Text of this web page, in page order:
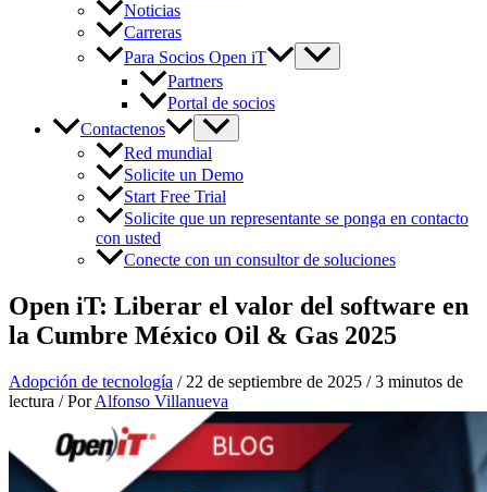
Noticias
Carreras
Para Socios Open iT
Partners
Portal de socios
Contactenos
Red mundial
Solicite un Demo
Start Free Trial
Solicite que un representante se ponga en contacto
con usted
Conecte con un consultor de soluciones
Open iT: Liberar el valor del software en
la Cumbre México Oil & Gas 2025
Adopción de tecnología / 22 de septiembre de 2025 /3 minutos de
lectura / PorAlfonso Villanueva